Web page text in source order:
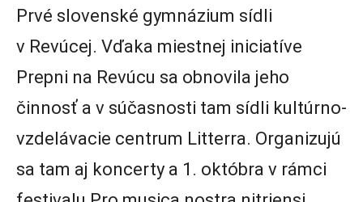
Prvé slovenské gymnázium sídli
v Revúcej. Vďaka miestnej iniciatíve
Prepni na Revúcu sa obnovila jeho
činnosť a v súčasnosti tam sídli kultúrno-
vzdelávacie centrum Litterra. Organizujú
sa tam aj koncerty a 1. októbra v rámci